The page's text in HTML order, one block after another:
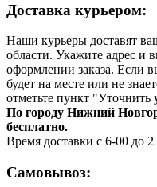
Доставка курьером:
Наши курьеры доставят
области. Укажите адрес и
оформлении заказа. Если
будет на месте или не
отметьте пункт "Уточнить
По городу Нижний
бесплатно.
Время доставки с 6-00 до
Самовывоз: